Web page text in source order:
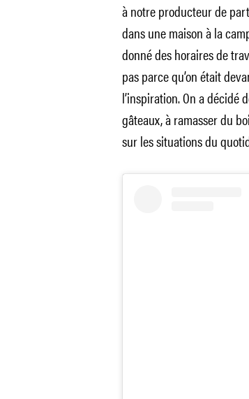
à notre producteur de
dans une maison à la
donné des horaires de
pas parce qu’on était
l’inspiration. On a décidé
gâteaux, à ramasser du
sur les situations du